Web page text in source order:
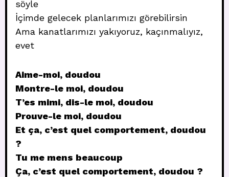
söyle
İçimde gelecek planlarımızı görebilirsin
Ama kanatlarımızı yakıyoruz, kaçınmalıyız,
evet
Aime-moi, doudou
Montre-le moi, doudou
T’es mimi, dis-le moi, doudou
Prouve-le moi, doudou
Et ça, c’est quel comportement, doudou
?
Tu me mens beaucoup
Ça, c’est quel comportement, doudou ?